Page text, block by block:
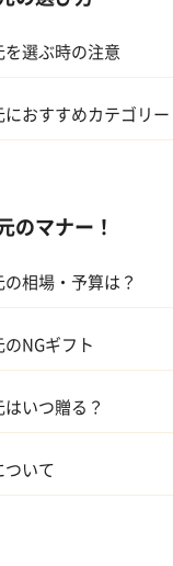
を選ぶ時の注意
におすすめカテゴリー
コール
トカタログ
メ
のマナー！
相場・予算は？
姉妹
NGギフト
いつ贈る？
ついて